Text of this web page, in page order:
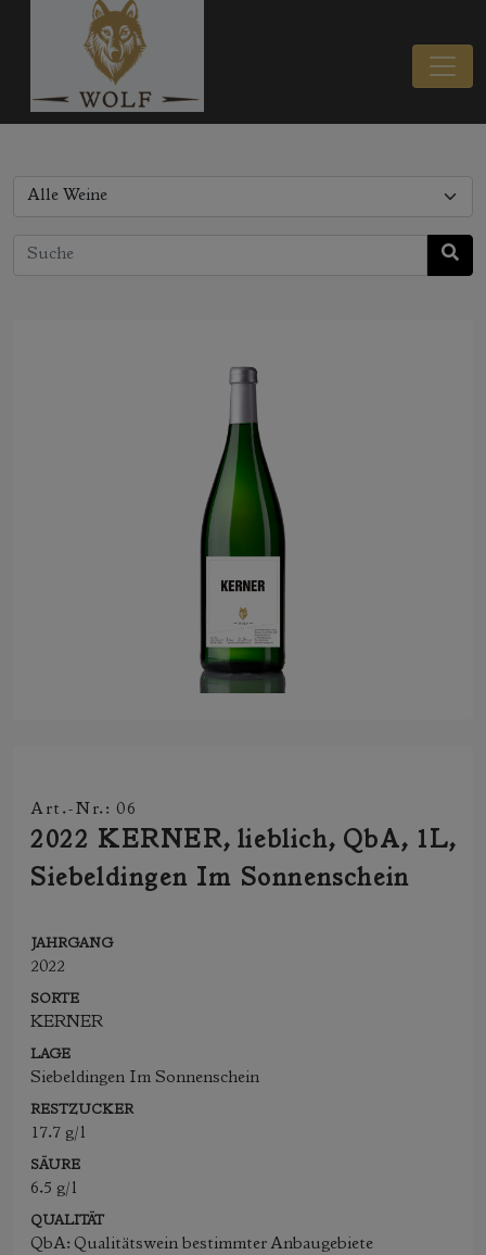
Art.-Nr.: 06
2022 KERNER, lieblich, QbA, 1L,
Siebeldingen Im Sonnenschein
JAHRGANG
2022
SORTE
KERNER
LAGE
Siebeldingen Im Sonnenschein
RESTZUCKER
17.7 g/l
SÄURE
6.5 g/l
QUALITÄT
QbA: Qualitätswein bestimmter Anbaugebiete